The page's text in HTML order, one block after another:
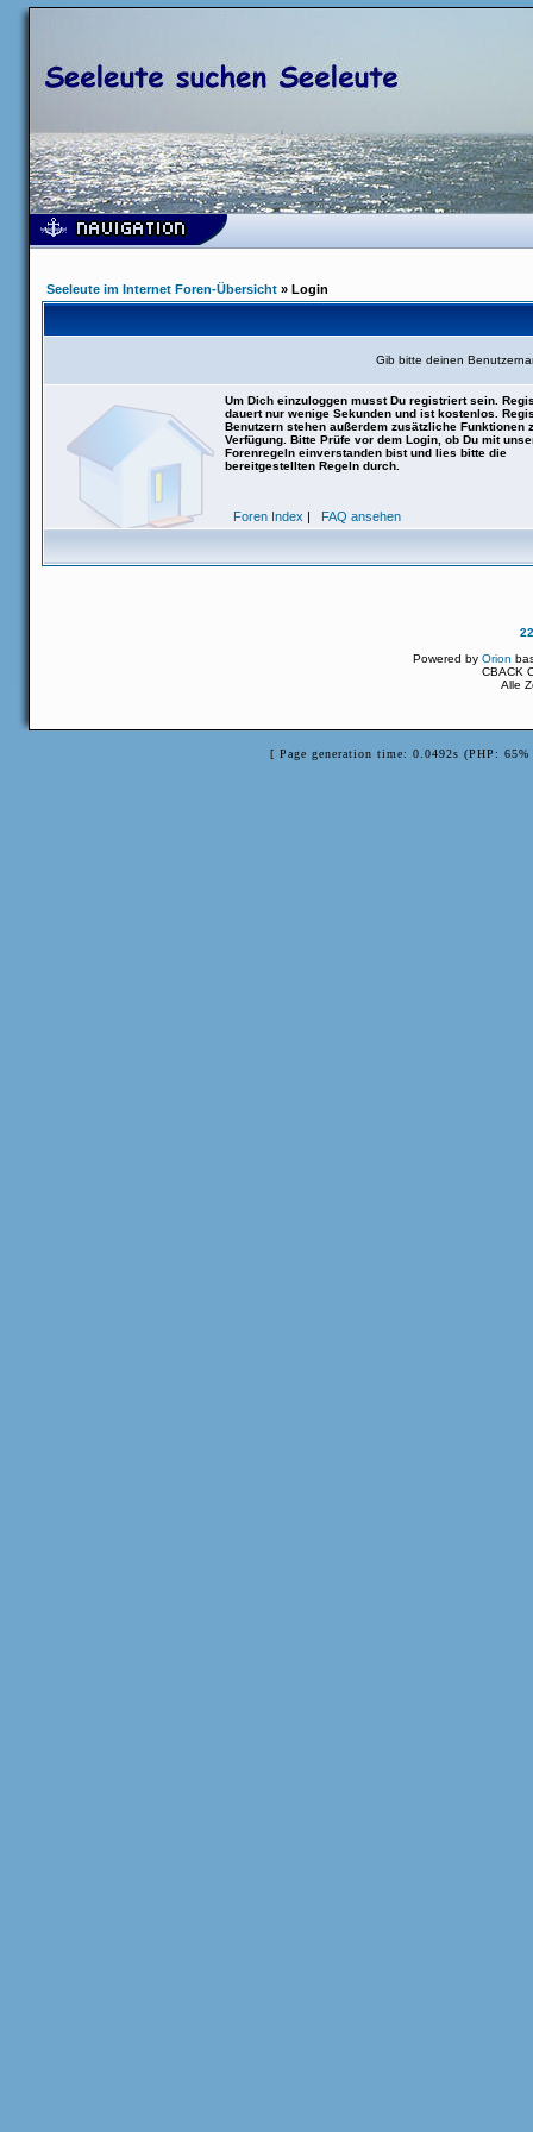
Seeleute im Internet Foren-Übersicht » Login
Gib bitte deinen
Um Dich einzuloggen musst Du registriert sein.
dauert nur wenige Sekunden und ist kostenlos.
Benutzern stehen außerdem zusätzliche Funktionen
Verfügung. Bitte Prüfe vor dem Login, ob Du mit
Forenregeln einverstanden bist und lies bitte die
bereitgestellten Regeln durch.
Foren Index | FAQ ansehen
Powered byOrion
CBACK
Alle
[ Page generation time: 0.0492s (PHP: